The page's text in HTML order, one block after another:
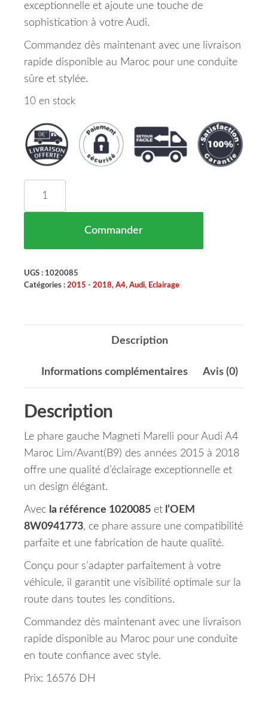
exceptionnelle et ajoute une touche de
sophistication à votre Audi.
Commandez dès maintenant avec une livraison
rapide disponible au Maroc pour une conduite
sûre et stylée.
10 en stock
Commander
UGS : 1020085
Catégories : 2015 - 2018, A4, Audi, Eclairage
Description
Informations complémentaires Avis (0)
Description
Le phare gauche Magneti Marelli pour Audi A4
Maroc Lim/Avant(B9) des années 2015 à 2018
offre une qualité d’éclairage exceptionnelle et
un design élégant.
Avec la référence 1020085 et l’OEM
8W0941773, ce phare assure une compatibilité
parfaite et une fabrication de haute qualité.
Conçu pour s’adapter parfaitement à votre
véhicule, il garantit une visibilité optimale sur la
route dans toutes les conditions.
Commandez dès maintenant avec une livraison
rapide disponible au Maroc pour une conduite
en toute confiance avec style.
Prix: 16576 DH